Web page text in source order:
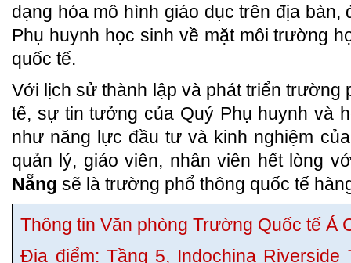
dạng hóa mô hình giáo dục trên địa
Phụ huynh học sinh về mặt môi trường
quốc tế.
Với lịch sử thành lập và phát triển trường
tế, sự tin tưởng của Quý Phụ huynh và
như năng lực đầu tư và kinh nghiệm
quản lý, giáo viên, nhân viên hết lòng
Nẵng sẽ là trường phổ thông quốc tế
Thông tin Văn phòng Trường Quốc tế Á
Địa điểm: Tầng 5, Indochina Riverside